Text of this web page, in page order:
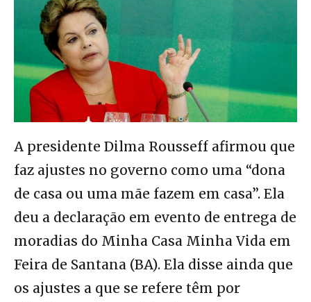
A presidente Dilma Rousseff afirmou que
faz ajustes no governo como uma “dona
de casa ou uma mãe fazem em casa”. Ela
deu a declaração em evento de entrega de
moradias do Minha Casa Minha Vida em
Feira de Santana (BA). Ela disse ainda que
os ajustes a que se refere têm por